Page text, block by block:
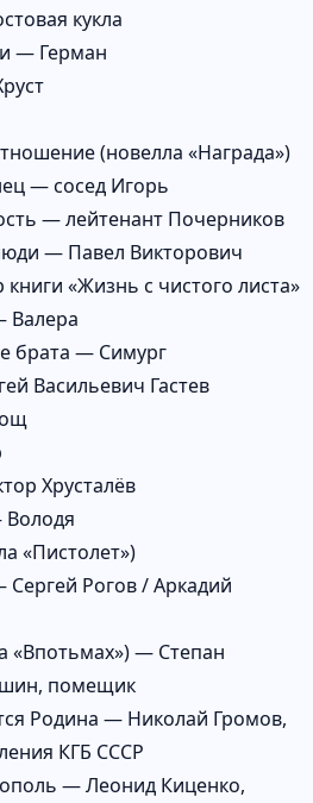
кукла
— Герман
(новелла «Награда»)
— сосед Игорь
— лейтенант Почерников
— Павел Викторович
книги «Жизнь с чистого листа»
Валера
брата — Симург
Васильевич Гастев
Хрусталёв
«Пистолет»)
Рогов / Аркадий
«Впотьмах») — Степан
помещик
Родина — Николай Громов,
КГБ СССР
— Леонид Киценко,